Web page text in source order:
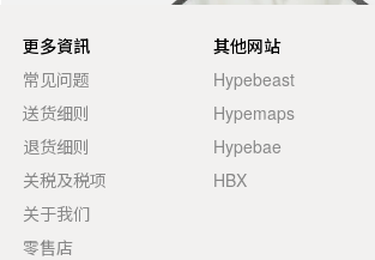
更多資訊
常见问题
送货细则
退货细则
关税及税项
关于我们
零售店
其他网站
Hypebeast
Hypemaps
Hypebae
HBX